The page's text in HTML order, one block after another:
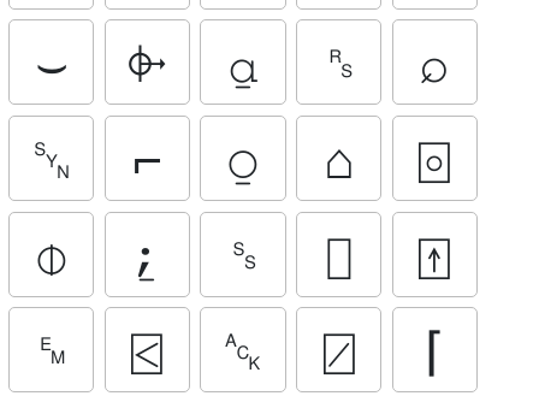
⌣
⌱ ⍶ ␞
⌕
␖
⌐ ⍜ ⌂
⌻
⌽
⍮ ␎ ⌷
⍐
␙
⍃ ␆ ⍁
⌈